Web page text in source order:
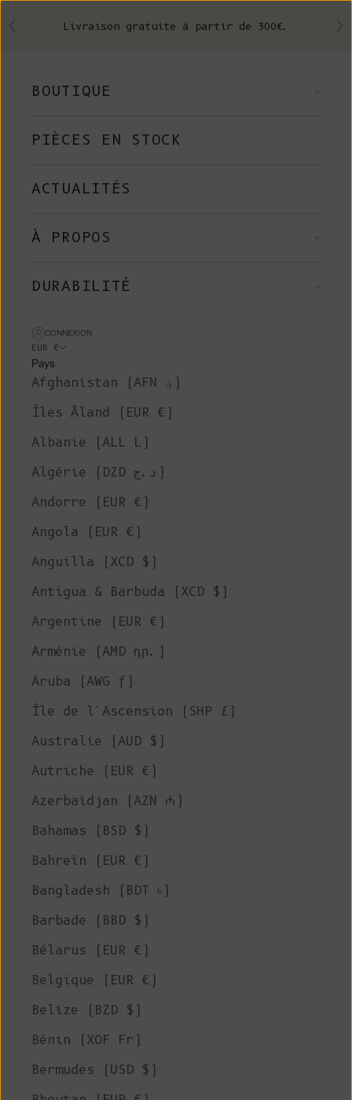
Précédent Livraison gratuite à partir de 300€.
BOUTIQUE
PIÈCES EN STOCK
ACTUALITÉS
À PROPOS
DURABILITÉ
CONNEXION
EUR €
Pays
Afghanistan (AFN ؋)
Îles Åland (EUR €)
Albanie (ALL L)
Algérie (DZD د.ج)
Andorre (EUR €)
Angola (EUR €)
Anguilla (XCD $)
Antigua & Barbuda (XCD $)
Argentine (EUR €)
Arménie (AMD դր.)
Aruba (AWG ƒ)
Île de l'Ascension (SHP £)
Australie (AUD $)
Autriche (EUR €)
Azerbaïdjan (AZN ₼)
Bahamas (BSD $)
Bahreïn (EUR €)
Bangladesh (BDT ৳)
Barbade (BBD $)
Bélarus (EUR €)
Belgique (EUR €)
Belize (BZD $)
Bénin (XOF Fr)
Bermudes (USD $)